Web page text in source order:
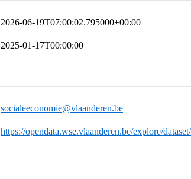
2026-06-19T07:00:02.795000+00:00
2025-01-17T00:00:00
socialeeconomie@vlaanderen.be
https://opendata.wse.vlaanderen.be/explore/